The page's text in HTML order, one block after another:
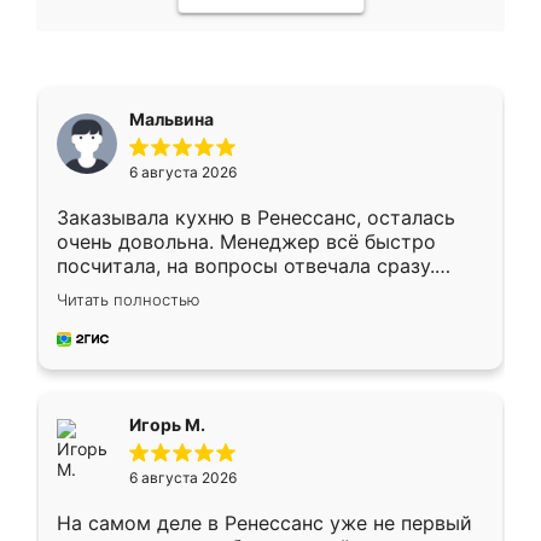
Мальвина
6 августа 2026
Заказывала кухню в Ренессанс, осталась
очень довольна. Менеджер всё быстро
посчитала, на вопросы отвечала сразу.
Замерщик приехал в субботу, подошёл к
делу со всей ответственностью. Собрали
за день, ребята работали аккуратно, даже
Читать полностью
Игорь М.
6 августа 2026
На самом деле в Ренессанс уже не первый